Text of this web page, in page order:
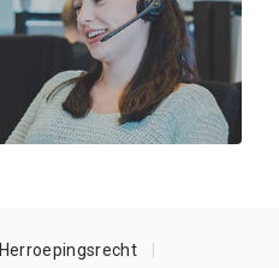
Herroepingsrecht